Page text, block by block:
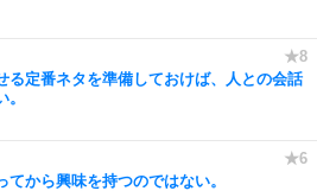
る定番ネタを準備しておけば、人との会話
てから興味を持つのではない。